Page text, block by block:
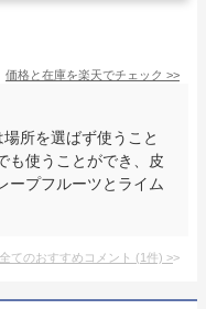
価格と在庫を楽天でチェック >>
所を選ばず使うこと
も使うことができ、皮
ープフルーツとライム
全てのおすすめコメント (1件) >